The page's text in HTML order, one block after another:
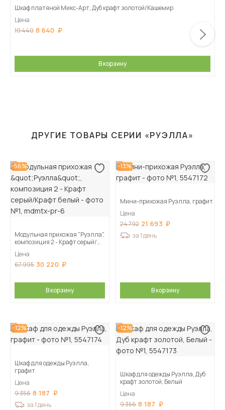
Шкаф платяной Микс-Арт, Дуб крафт золотой/Кашемир
Цена
19 440 8 640
В корзину
ДРУГИЕ ТОВАРЫ СЕРИИ «РУЭЛЛА»
-56%
Модульная прихожая "Руэлла",
композиция 2 - Крафт серый/
Цена
67 995 30 220
В корзину
-13%
Мини-прихожая Руэлла, графит
Цена
24 792 21 693
за 1 день
В корзину
-12%
Шкаф для одежды Руэлла,
графит
Цена
9 356 8 187
за 1 день
-12%
Шкаф для одежды Руэлла, Дуб
крафт золотой, Белый
Цена
9 356 8 187